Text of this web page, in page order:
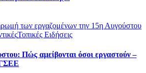
Τοπικές Ειδήσεις
Πώς αμείβονται όσοι εργαστούν –
ΓΣΕΕ